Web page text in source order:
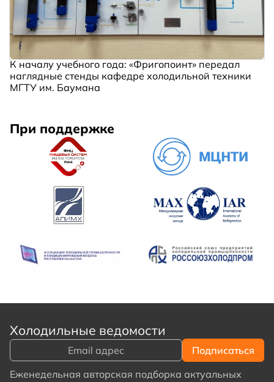
К началу учебного года: «Фригопоинт» передал
наглядные стенды кафедре холодильной техники
МГТУ им. Баумана
При поддержке
Холодильные ведомости
Еженедельная авторская подборка актуальных